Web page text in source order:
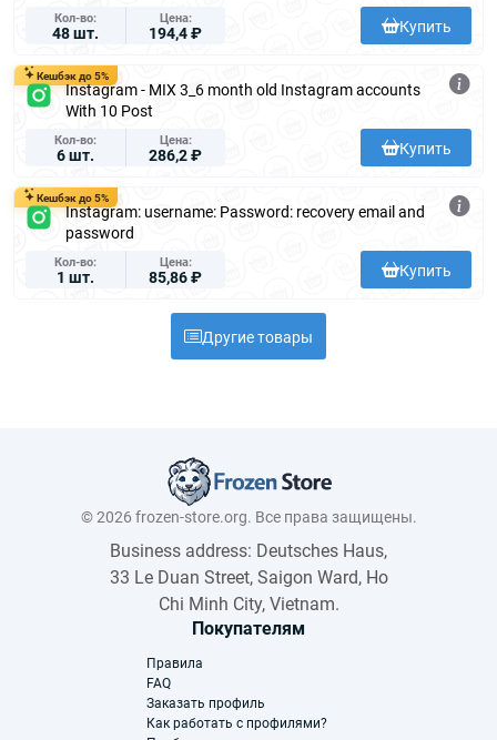
Кол-во
48 шт.
Цена
194,4 ₽ Купить
Кешбэк до 5%
Instagram - MIX 3_6 month old Instagram accounts
With 10 Post
Кол-во
6 шт.
Цена
286,2 ₽ Купить
Кешбэк до 5%
Instagram: username: Password: recovery email and
password
Кол-во
1 шт.
Цена
85,86 ₽ Купить
Другие товары
© 2026 frozen-store.org. Все права защищены.
Business address: Deutsches Haus,
33 Le Duan Street, Saigon Ward, Ho
Chi Minh City, Vietnam.
Покупателям
Правила
FAQ
Заказать профиль
Как работать с профилями?